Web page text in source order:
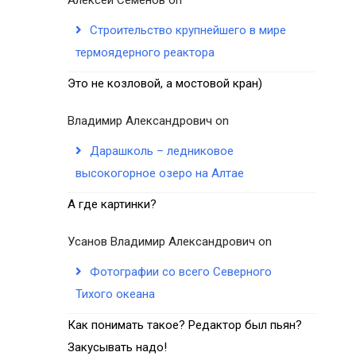
Строительство крупнейшего в мире
термоядерного реактора
Это не козловой, а мостовой кран)
Владимир Александрович on
Дарашколь – ледниковое
высокогорное озеро на Алтае
А где картинки?
Усанов Владимир Александрович on
Фотографии со всего Северного
Тихого океана
Как понимать такое? Редактор был пьян?
Закусывать надо!